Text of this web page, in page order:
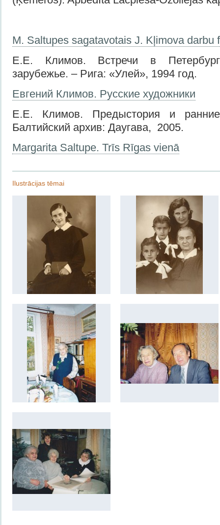
M. Saltupes sagatavotais J. Kļimova darbu
Е.Е. Климов. Встречи в
зарубежье. – Рига: «Улей», 1994 год.
Евгений Климов. Русские художники
Е.Е. Климов. Предыстория и
Балтийский архив: Даугава, 2005.
Margarita Saltupe. Trīs Rīgas vienā
Ilustrācijas tēmai